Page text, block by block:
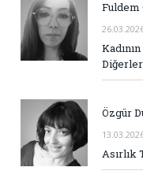
Fuldem
Özgür
Asırlık